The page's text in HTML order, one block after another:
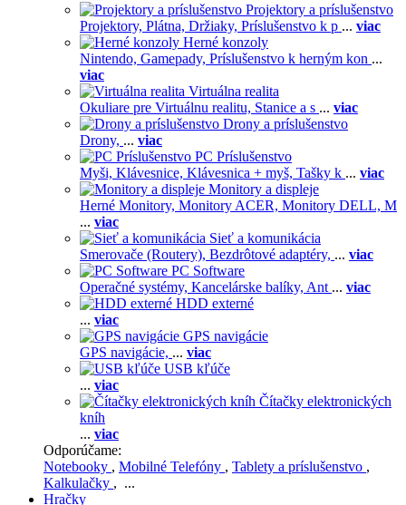
Projektory a príslušenstvo
Projektory, Plátna, Držiaky, Príslušenstvo k p ... viac
Herné konzoly
Nintendo, Gamepady, Príslušenstvo k herným kon ...
viac
Virtuálna realita
Okuliare pre Virtuálnu realitu, Stanice a s ... viac
Drony a príslušenstvo
Drony, ... viac
PC Príslušenstvo
Myši, Klávesnice, Klávesnica + myš, Tašky k ... viac
Monitory a displeje
Herné Monitory, Monitory ACER, Monitory DELL, M
... viac
Sieť a komunikácia
Smerovače (Routery), Bezdrôtové adaptéry, ... viac
PC Software
Operačné systémy, Kancelárske balíky, Ant ... viac
HDD externé
... viac
GPS navigácie
GPS navigácie, ... viac
USB kľúče
... viac
Čítačky elektronických
kníh
... viac
Odporúčame:
Notebooky , Mobilné Telefóny , Tablety a príslušenstvo ,
Kalkulačky , ...
Hračky